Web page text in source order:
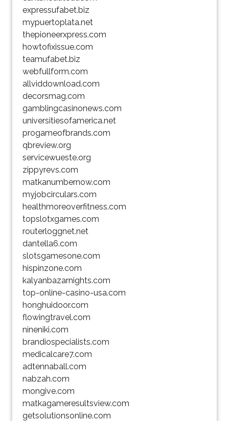
expressufabet.biz
mypuertoplata.net
thepioneerxpress.com
howtofixissue.com
teamufabet.biz
webfullform.com
allviddownload.com
decorsmag.com
gamblingcasinonews.com
universitiesofamerica.net
progameofbrands.com
qbreview.org
servicewueste.org
zippyrevs.com
matkanumbernow.com
myjobcirculars.com
healthmoreoverfitness.com
topslotxgames.com
routerloggnet.net
dantella6.com
slotsgamesone.com
hispinzone.com
kalyanbazarnights.com
top-online-casino-usa.com
honghuidoor.com
flowingtravel.com
nineniki.com
brandiospecialists.com
medicalcare7.com
adtennaball.com
nabzah.com
mongive.com
matkagameresultsview.com
getsolutionsonline.com